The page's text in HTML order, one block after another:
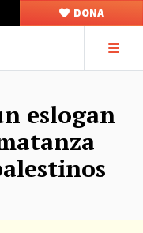
DONA
eslogan